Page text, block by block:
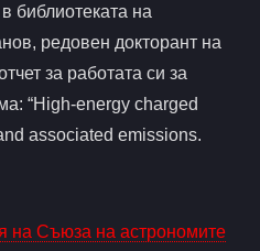
библиотеката на
редовен докторант на
за работата си за
“High-energy charged
associated emissions.
на Съюза на астрономите